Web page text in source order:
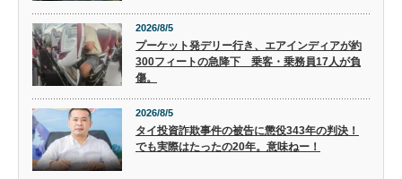
2026/8/5
プーケット発デリー行き、エアインディアが約
300フィートの急降下 乗客・乗務員17人が負
傷。
2026/8/5
タイ投資詐欺事件の被告に懲役343年の判決！
でも実際はたったの20年。意味ねー！